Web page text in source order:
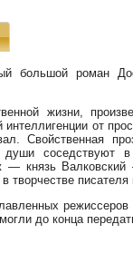
большой роман
жизни,
от
Свойственная
души
князь
писателя
до конца